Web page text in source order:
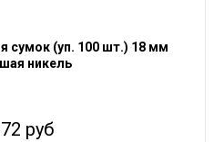
сумок (уп. 100 шт.) 18 мм
никель
руб